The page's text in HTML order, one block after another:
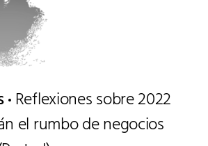
Reflexiones sobre 2022
el rumbo de negocios